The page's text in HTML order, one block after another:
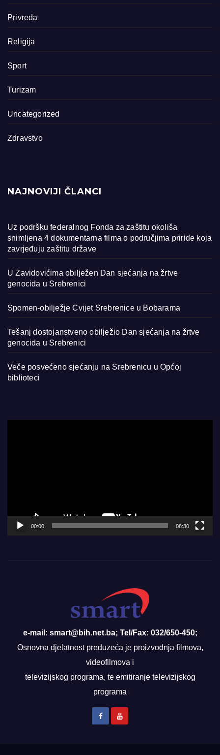
Privreda
Religija
Sport
Turizam
Uncategorized
Zdravstvo
NAJNOVIJI ČLANCI
Uz podršku federalnog Fonda za zaštitu okoliša
snimljena 4 dokumentarna filma o područjima priride koja
zavrjeđuju zaštitu države
U Zavidovićima obilježen Dan sjećanja na žrtve
genocida u Srebrenici
Spomen-obilježje Cvijet Srebrenice u Bobarama
Tešanj dostojanstveno obilježio Dan sjećanja na žrtve
genocida u Srebrenici
Veče posvećeno sjećanju na Srebrenicu u Općoj
biblioteci
00:00 08:30
e-mail: smart@bih.net.ba; Tel/Fax: 032/650-450;
Osnovna djelatnost preduzeća je proizvodnja filmova,
videofilmova i
televizijskog programa, te emitiranje televizijskog
programa